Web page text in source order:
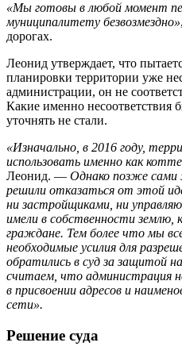
«Мы готовы в любой момент
муниципалитету безвозмездно»
дорогах.
Леонид утверждает, что
планировки территории уже
администрации, он не
Какие именно несоответствия
уточнять не стали.
«Изначально, в 2016 году,
использовать именно как
Леонид. — Однако позже
решили отказаться от этой
ни застройщиками, ни
имели в собственности землю,
граждане. Тем более что мы
необходимые усилия для
обратились в суд за защитой
считаем, что администрация
в присвоении адресов и
сети».
Решение суда